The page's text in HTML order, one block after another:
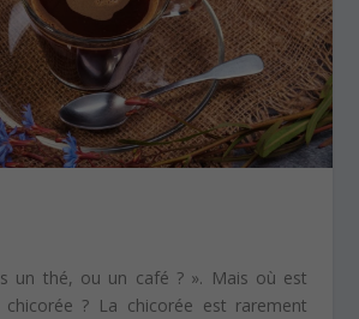
un thé, ou un café ? ». Mais où est
? La chicorée est rarement